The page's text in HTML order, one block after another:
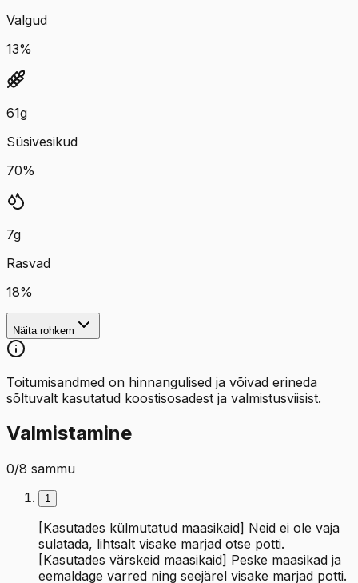
Valgud
13%
61g
Süsivesikud
70%
7g
Rasvad
18%
Näita rohkem
Toitumisandmed on hinnangulised ja võivad erineda
sõltuvalt kasutatud koostisosadest ja valmistusviisist.
Valmistamine
0/8 sammu
1
[Kasutades külmutatud maasikaid] Neid ei ole vaja
sulatada, lihtsalt visake marjad otse potti.
[Kasutades värskeid maasikaid] Peske maasikad ja
eemaldage varred ning seejärel visake marjad potti.